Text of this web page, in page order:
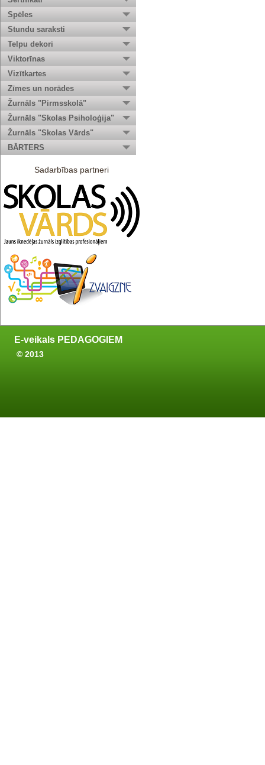
Spēles
Stundu saraksti
Telpu dekori
Viktorīnas
Vizītkartes
Zīmes un norādes
Žurnāls "Pirmsskolā"
Žurnāls "Skolas Psiholoģija"
Žurnāls "Skolas Vārds"
BĀRTERS
Sadarbības partneri
E-veikals PEDAGOGIEM
© 2013